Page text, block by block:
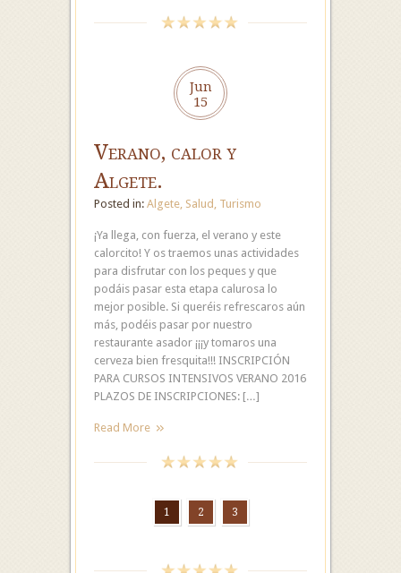
Jun
15
Verano, calor y
Algete.
Posted in: Algete Salud Turismo
¡Ya llega, con fuerza, el verano y este
calorcito! Y os traemos unas actividades
para disfrutar con los peques y que
podáis pasar esta etapa calurosa lo
mejor posible. Si queréis refrescaros aún
más, podéis pasar por nuestro
restaurante asador ¡¡¡y tomaros una
cerveza bien fresquita!!! INSCRIPCIÓN
PARA CURSOS INTENSIVOS VERANO 2016
PLAZOS DE INSCRIPCIONES: […]
Read More
1 2 3